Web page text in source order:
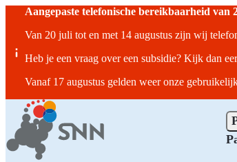
Aangepaste telefonische bereikbaarheid van
Van 20 juli tot en met 14 augustus zijn wij
Heb je een vraag over een subsidie? Kijk dan
Vanaf 17 augustus gelden weer onze